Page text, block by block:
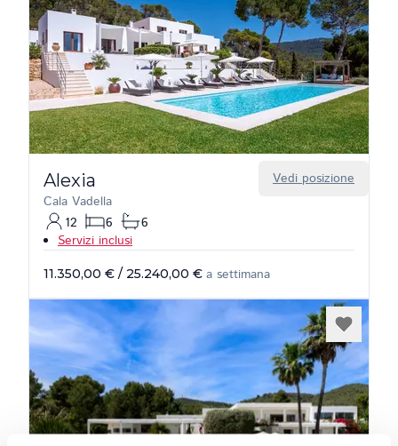
Vedi posizione
Alexia
Cala Vadella
12
6
6
Servizi inclusi
11.350,00 € / 25.240,00 € a settimana